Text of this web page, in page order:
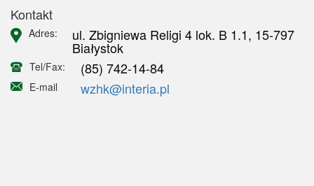
Kontakt
Adres: ul. Zbigniewa Religi 4 lok. B 1.1, 15-797
Białystok
Tel/Fax: (85) 742-14-84
E-mail wzhk@interia.pl